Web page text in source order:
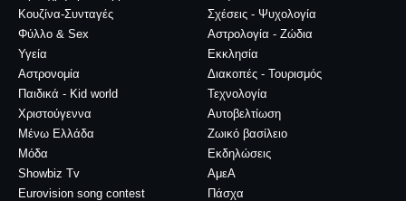
Κουζίνα-Συνταγές
Σχέσεις - Ψυχολογία
Φύλλο & Sex
Αστρολογία - Ζώδια
Υγεία
Εκκλησία
Αστρονομία
Διακοπές - Τουρισμός
Παιδικά - Kid world
Τεχνολογία
Χριστούγεννα
Αυτοβελτίωση
Μένω Ελλάδα
Ζωικό βασίλειο
Μόδα
Εκδηλώσεις
Showbiz Tv
ΑμεΑ
Eurovision song contest
Πάσχα